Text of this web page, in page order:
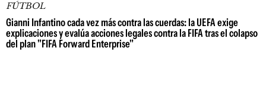
FÚTBOL
Gianni Infantino cada vez más contra las cuerdas: la UEFA exige
explicaciones y evalúa acciones legales contra la FIFA tras el colapso
del plan "FIFA Forward Enterprise"